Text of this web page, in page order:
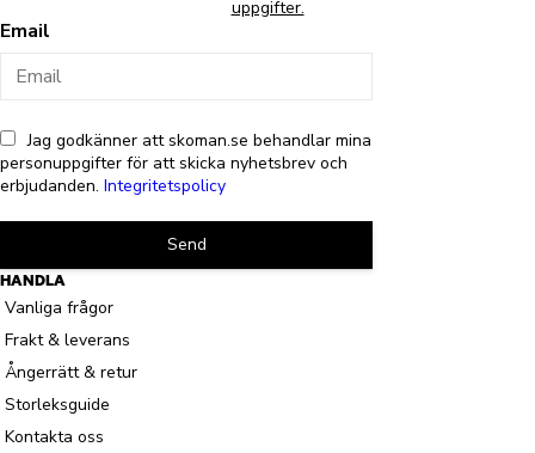
uppgifter.
Email
Jag godkänner att skoman.se behandlar mina
personuppgifter för att skicka nyhetsbrev och
erbjudanden. Integritetspolicy
Send
HANDLA
Vanliga frågor
Frakt & leverans
Ångerrätt & retur
Storleksguide
Kontakta oss